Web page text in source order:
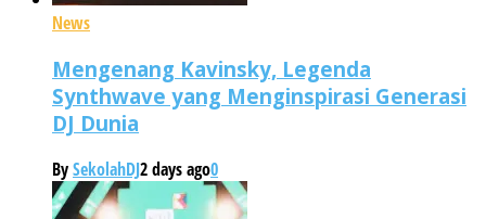
News
Mengenang Kavinsky, Legenda
Synthwave yang Menginspirasi Generasi
DJ Dunia
BySekolahDJ2 days ago0